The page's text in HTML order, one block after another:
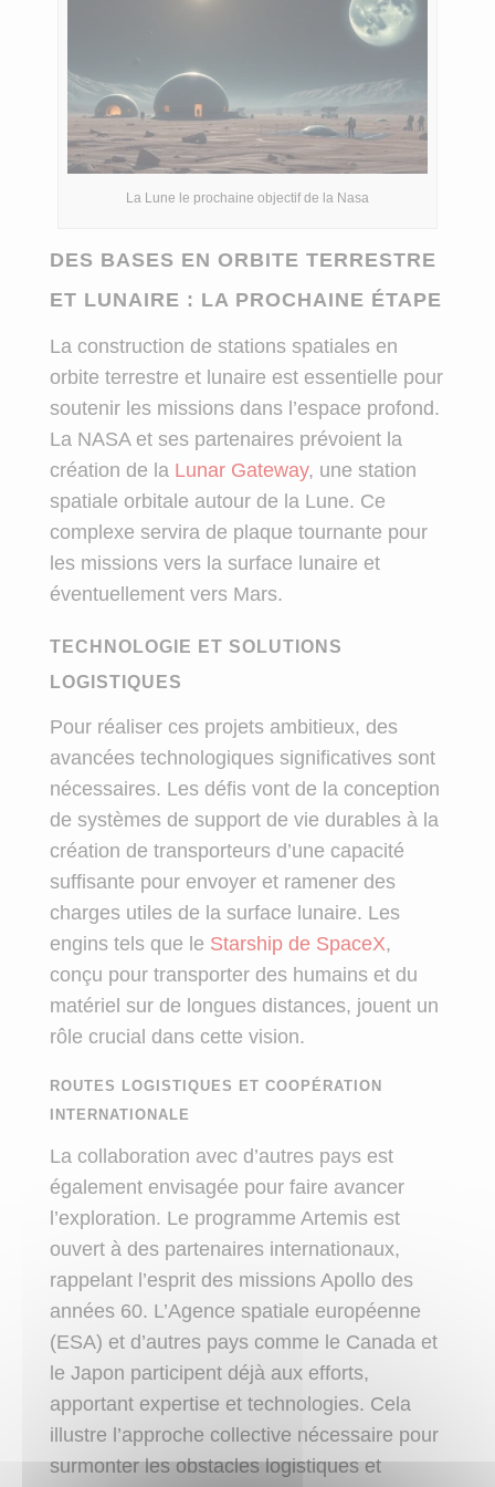
La Lune le prochaine objectif de la Nasa
DES BASES EN ORBITE TERRESTRE
ET LUNAIRE : LA PROCHAINE ÉTAPE
La construction de stations spatiales en
orbite terrestre et lunaire est essentielle pour
soutenir les missions dans l’espace profond.
La NASA et ses partenaires prévoient la
création de la Lunar Gateway, une station
spatiale orbitale autour de la Lune. Ce
complexe servira de plaque tournante pour
les missions vers la surface lunaire et
éventuellement vers Mars.
TECHNOLOGIE ET SOLUTIONS
LOGISTIQUES
Pour réaliser ces projets ambitieux, des
avancées technologiques significatives sont
nécessaires. Les défis vont de la conception
de systèmes de support de vie durables à la
création de transporteurs d’une capacité
suffisante pour envoyer et ramener des
charges utiles de la surface lunaire. Les
engins tels que le Starship de SpaceX,
conçu pour transporter des humains et du
matériel sur de longues distances, jouent un
rôle crucial dans cette vision.
ROUTES LOGISTIQUES ET COOPÉRATION
INTERNATIONALE
La collaboration avec d’autres pays est
également envisagée pour faire avancer
l’exploration. Le programme Artemis est
ouvert à des partenaires internationaux,
rappelant l’esprit des missions Apollo des
années 60. L’Agence spatiale européenne
(ESA) et d’autres pays comme le Canada et
le Japon participent déjà aux efforts,
apportant expertise et technologies. Cela
illustre l’approche collective nécessaire pour
surmonter les obstacles logistiques et